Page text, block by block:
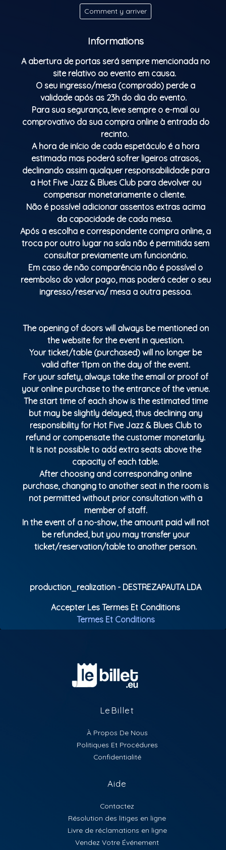
Doors open: 9:30 p.m.
Show starts: 10:30 p.m.
Comment y arriver
Informations
A abertura de portas será sempre mencionada no
site relativo ao evento em causa.
O seu ingresso/mesa (comprado) perde a
validade após as 23h do dia do evento.
Para sua segurança, leve sempre o e-mail ou
comprovativo da sua compra online à entrada do
recinto.
A hora de início de cada espetáculo é a hora
estimada mas poderá sofrer ligeiros atrasos,
declinando assim qualquer responsabilidade para
a Hot Five Jazz & Blues Club para devolver ou
compensar monetariamente o cliente.
Não é possível adicionar assentos extras acima
da capacidade de cada mesa.
Após a escolha e correspondente compra online, a
troca por outro lugar na sala não é permitida sem
consultar previamente um funcionário.
Em caso de não comparência não é possível o
reembolso do valor pago, mas poderá ceder o seu
ingresso/reserva/ mesa a outra pessoa.
The opening of doors will always be mentioned on
the website for the event in question.
Your ticket/table (purchased) will no longer be
valid after 11pm on the day of the event.
For your safety, always take the email or proof of
your online purchase to the entrance of the venue.
The start time of each show is the estimated time
but may be slightly delayed, thus declining any
responsibility for Hot Five Jazz & Blues Club to
refund or compensate the customer monetarily.
It is not possible to add extra seats above the
capacity of each table.
After choosing and corresponding online
purchase, changing to another seat in the room is
not permitted without prior consultation with a
member of staff.
In the event of a no-show, the amount paid will not
be refunded, but you may transfer your
ticket/reservation/table to another person.
production_realization - DESTREZAPAUTA LDA
Accepter Les Termes Et Conditions
Termes Et Conditions
LeBillet
À Propos De Nous
Politiques Et Procédures
Confidentialité
Aide
Contactez
Résolution des litiges en ligne
Livre de réclamations en ligne
Vendez Votre Événement